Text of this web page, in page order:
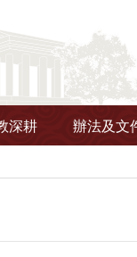
深耕 辦法及文